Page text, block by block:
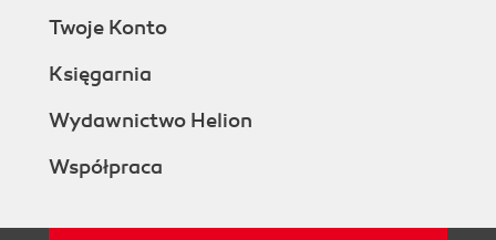
Twoje Konto
Księgarnia
Wydawnictwo Helion
Współpraca